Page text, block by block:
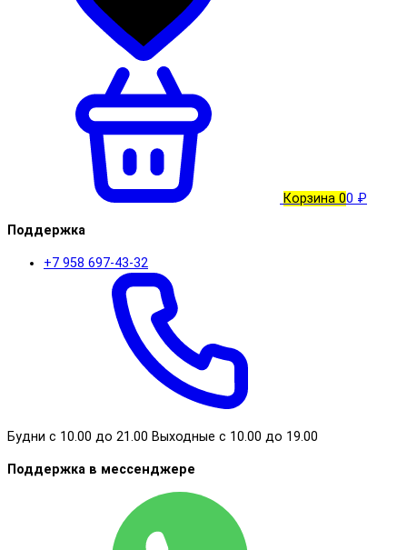
Корзина 00 ₽
Поддержка
+7 958 697-43-32
Будни с 10.00 до 21.00 Выходные с 10.00 до 19.00
Поддержка в мессенджере